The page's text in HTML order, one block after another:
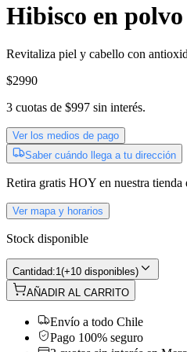
Hibisco en polvo
Revitaliza piel y cabello con
$2990
3 cuotas de $997 sin interés.
Ver los medios de pago
Saber cuándo llega a tu dirección
Retira gratis HOY en nuestra tienda
Ver mapa y horarios
Stock disponible
Cantidad:1(+10 disponibles)
AÑADIR AL CARRITO
Envío a todo Chile
Pago 100% seguro